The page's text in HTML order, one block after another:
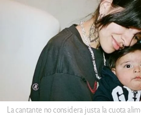
La cantante no considera justa la cuota